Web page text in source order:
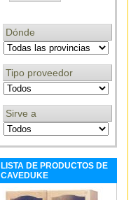
Dónde
Tipo proveedor
Sirve a
LISTA DE PRODUCTOS DE
CAVEDUKE